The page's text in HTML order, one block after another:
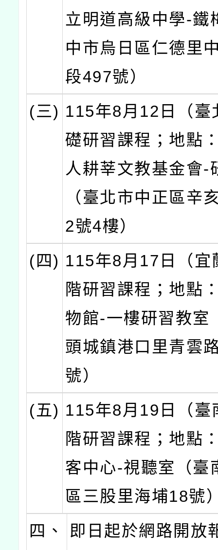
立明道高級中學-鐵
中市烏日區仁德里
段497號）
(三) 115年8月12日（臺
礎研習課程；地點
人耕莘文教基金會-
（臺北市中正區辛
2號4樓）
(四) 115年8月17日（宜
階研習課程；地點
物館-一樓研習教室
頭城鎮港口里青雲
號）
(五) 115年8月19日（臺
階研習課程；地點
客中心-視聽室（臺
區三股里海埔18號
四、
即日起於網路開放